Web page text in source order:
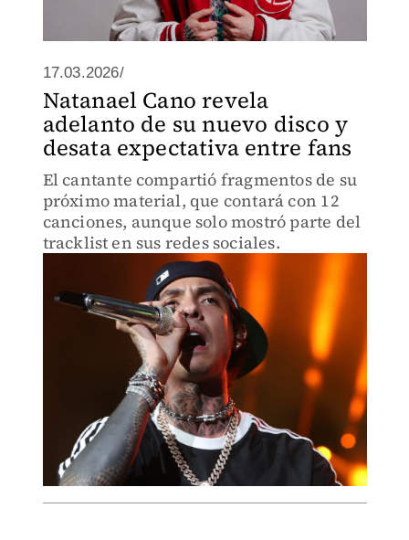
17.03.2026/
Natanael Cano revela
adelanto de su nuevo disco y
desata expectativa entre fans
El cantante compartió fragmentos de su
próximo material, que contará con 12
canciones, aunque solo mostró parte del
tracklist en sus redes sociales.